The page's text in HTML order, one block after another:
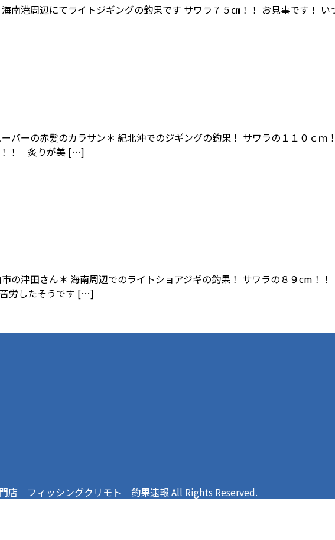
南港周辺にてライトジギングの釣果です サワラ７５㎝！！ お見事です！
バーの赤髪のカラサン＊ 紀北沖でのジギングの釣果！ サワラの１１０ｃ
！！ 炙りが美 […]
の津田さん＊ 海南周辺でのライトショアジギの釣果！ サワラの８９cm
労したそうです […]
店 フィッシングクリモト 釣果速報 All Rights Reserved.